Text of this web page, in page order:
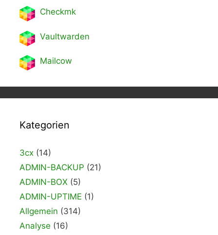
Checkmk
Vaultwarden
Mailcow
Kategorien
3cx (14)
ADMIN-BACKUP (21)
ADMIN-BOX (5)
ADMIN-UPTIME (1)
Allgemein (314)
Analyse (16)